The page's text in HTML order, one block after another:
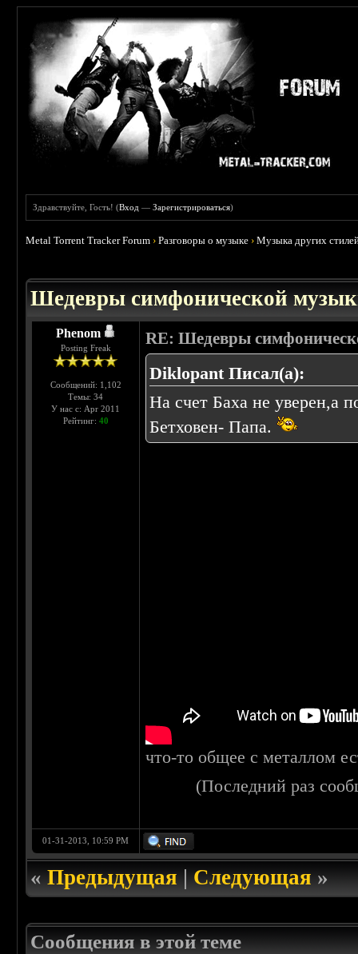
Здравствуйте, Гость! (Вход —Зарегистрироваться)
Metal Torrent Tracker Forum ›Разговоры о музыке ›Музыка других
Шедевры симфонической
Phenom
Posting Freak
Сообщений: 1,102
Темы: 34
У нас с: Apr 2011
Рейтинг: 40
RE: Шедевры
Diklopant Писал(а):
На счет Баха не уверен,а
Бетховен- Папа.
что-то общее с металлом
(Последний раз
01-31-2013, 10:59 PM
«Предыдущая|Следующая»
Сообщения в этой теме